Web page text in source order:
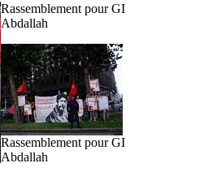
Rassemblement pour GI
Abdallah
Rassemblement pour GI
Abdallah